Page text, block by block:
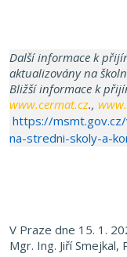
Další informace k
aktualizovány na
Bližší informace k
www.cermat.cz.,
https://
na-stredni-skoly-a-
V Praze dne 15. 1.
Mgr. Ing. Jiří Smejkal,